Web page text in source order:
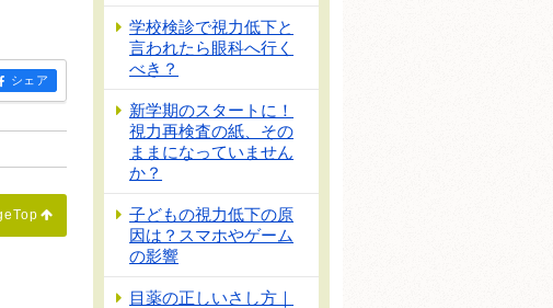
entry309
シェア
こうびろう）」が原因のことも？」
学校検診で視力低下と
言われたら眼科へ行く
べき？
新学期のスタートに！
視力再検査の紙、その
ままになっていません
か？
子どもの視力低下の原
因は？スマホやゲーム
の影響
目薬の正しいさし方｜